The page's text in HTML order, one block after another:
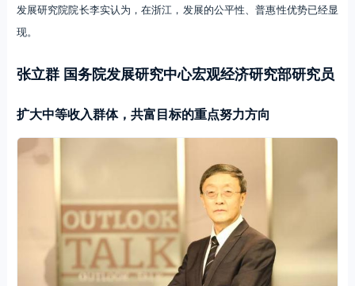
发展研究院院长李实认为，在浙江，发展的公平性、普惠性优势已经显
现。
张立群 国务院发展研究中心宏观经济研究部研究员
扩大中等收入群体，共富目标的重点努力方向